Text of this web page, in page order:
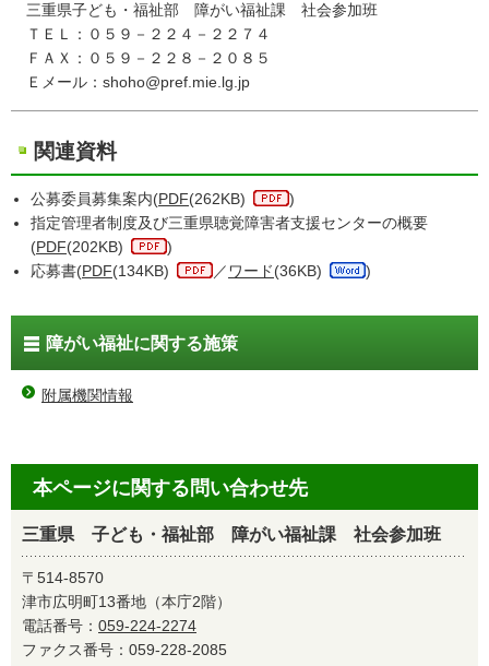
三重県子ども・福祉部 障がい福祉課 社会参加班
ＴＥＬ：０５９－２２４－２２７４
ＦＡＸ：０５９－２２８－２０８５
Ｅメール：shoho@pref.mie.lg.jp
関連資料
公募委員募集案内(PDF(262KB)
)
指定管理者制度及び三重県聴覚障害者支援センターの概要
(PDF(202KB)
)
応募書(PDF(134KB) ／ ワード(36KB) )
障がい福祉に関する施策
附属機関情報
本ページに関する問い合わせ先
三重県 子ども・福祉部 障がい福祉課 社会参加班
〒514-8570
津市広明町13番地（本庁2階）
電話番号： 059-224-2274
ファクス番号：059-228-2085